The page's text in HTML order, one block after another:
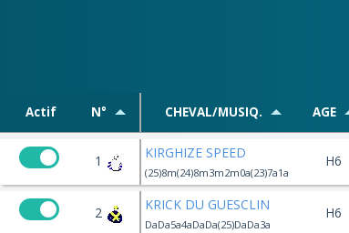
Actif N° CHEVAL/MUSIQ. AGE
1 KIRGHIZE SPEED
(25)8m(24)8m3m2m0a(23)7a1a
H6
2 KRICK DU GUESCLIN
DaDa5a4aDaDa(25)DaDa3a
H6